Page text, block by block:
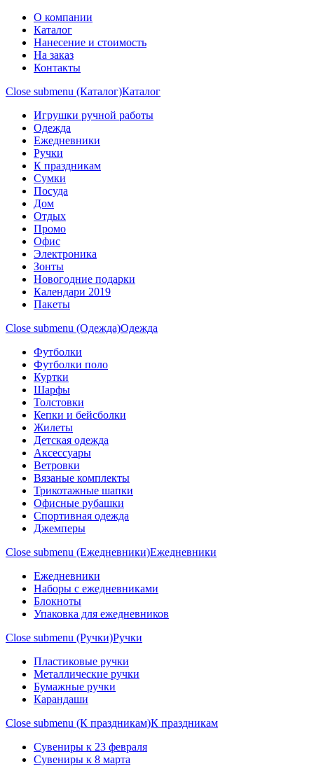
О компании
Каталог
Нанесение и стоимость
На заказ
Контакты
Close submenu (Каталог)Каталог
Игрушки ручной работы
Одежда
Ежедневники
Ручки
К праздникам
Сумки
Посуда
Дом
Отдых
Промо
Офис
Электроника
Зонты
Новогодние подарки
Календари 2019
Пакеты
Close submenu (Одежда)Одежда
Футболки
Футболки поло
Куртки
Шарфы
Толстовки
Кепки и бейсболки
Жилеты
Детская одежда
Аксессуары
Ветровки
Вязаные комплекты
Трикотажные шапки
Офисные рубашки
Спортивная одежда
Джемперы
Close submenu (Ежедневники)Ежедневники
Ежедневники
Наборы с ежедневниками
Блокноты
Упаковка для ежедневников
Close submenu (Ручки)Ручки
Пластиковые ручки
Металлические ручки
Бумажные ручки
Карандаши
Close submenu (К праздникам)К праздникам
Сувениры к 23 февраля
Сувениры к 8 марта